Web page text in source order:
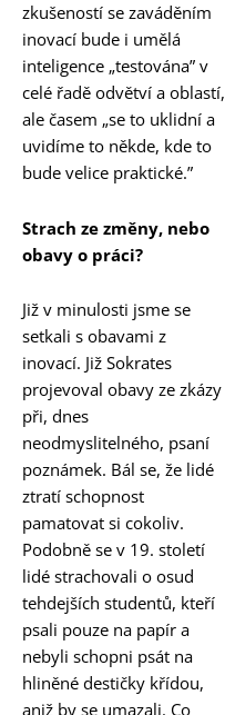
zkušeností se zaváděním
inovací bude i umělá
inteligence „testována” v
celé řadě odvětví a oblastí,
ale časem „se to uklidní a
uvidíme to někde, kde to
bude velice praktické.”
Strach ze změny, nebo
obavy o práci?
Již v minulosti jsme se
setkali s obavami z
inovací. Již Sokrates
projevoval obavy ze zkázy
při, dnes
neodmyslitelného, psaní
poznámek. Bál se, že lidé
ztratí schopnost
pamatovat si cokoliv.
Podobně se v 19. století
lidé strachovali o osud
tehdejších studentů, kteří
psali pouze na papír a
nebyli schopni psát na
hliněné destičky křídou,
aniž by se umazali. Co